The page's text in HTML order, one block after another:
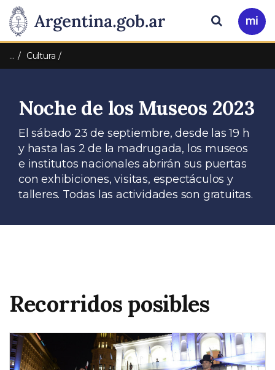
Presidencia
de
Nación
Pasar al contenido principal
Ir
a
Buscar
… Cultura
Noche de los Museos 2023
El sábado 23 de septiembre, desde las 19 h
y hasta las 2 de la madrugada, los museos
e institutos nacionales abrirán sus puertas
con exhibiciones, visitas, espectáculos y
talleres. Todas las actividades son gratuitas.
Recorridos posibles